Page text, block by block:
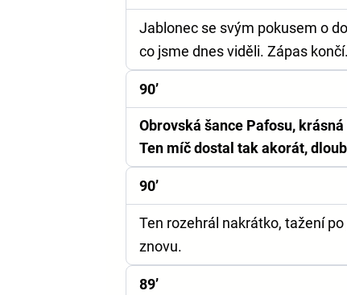
Jablonec se svým pokusem o
co jsme dnes viděli. Zápas končí.
90’
Obrovská šance Pafosu,
Ten míč dostal tak akorát,
90’
Ten rozehrál nakrátko, tažení
znovu.
89’